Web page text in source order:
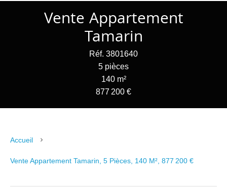
Vente Appartement
Tamarin
Réf. 3801640
5 pièces
140 m²
877 200 €
Accueil
Vente Appartement Tamarin, 5 Pièces, 140 M², 877 200 €